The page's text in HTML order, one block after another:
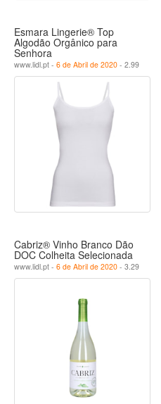
Esmara Lingerie® Top
Algodão Orgânico para
Senhora
www.lidl.pt - 6 de Abril de 2020 - 2.99
Cabriz® Vinho Branco Dão
DOC Colheita Selecionada
www.lidl.pt - 6 de Abril de 2020 - 3.29